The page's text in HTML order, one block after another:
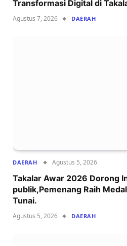
Transformasi Digital di
Agustus 7, 2026 DAERAH
DAERAH Agustus 5, 2026
Takalar Awar 2026 Dorong
publik,Pemenang Raih
Tunai.
Agustus 5, 2026 DAERAH